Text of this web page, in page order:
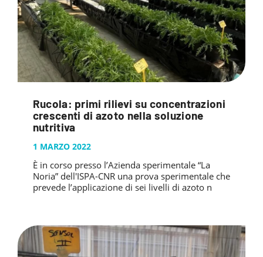
Rucola: primi rilievi su concentrazioni
crescenti di azoto nella soluzione
nutritiva
1 MARZO 2022
È in corso presso l’Azienda sperimentale “La
Noria” dell'ISPA-CNR una prova sperimentale che
prevede l’applicazione di sei livelli di azoto n